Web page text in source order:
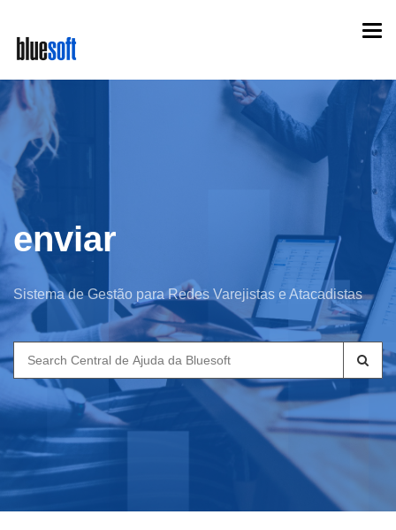
main
content
enviar
Sistema de Gestão para Redes Varejistas e Atacadistas
Search
for: